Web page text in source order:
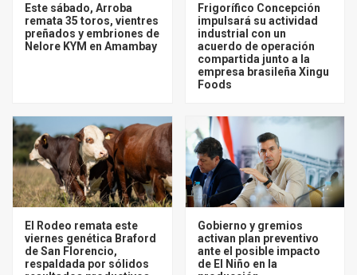
Este sábado, Arroba
remata 35 toros, vientres
preñados y embriones de
Nelore KYM en Amambay
Frigorífico Concepción
impulsará su actividad
industrial con un
acuerdo de operación
compartida junto a la
empresa brasileña Xingu
Foods
El Rodeo remata este
viernes genética Braford
de San Florencio,
respaldada por sólidos
Gobierno y gremios
activan plan preventivo
ante el posible impacto
de El Niño en la